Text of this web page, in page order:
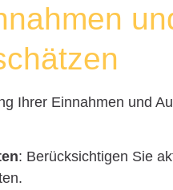
Ihrer Einnahmen und
: Berücksichtigen Sie